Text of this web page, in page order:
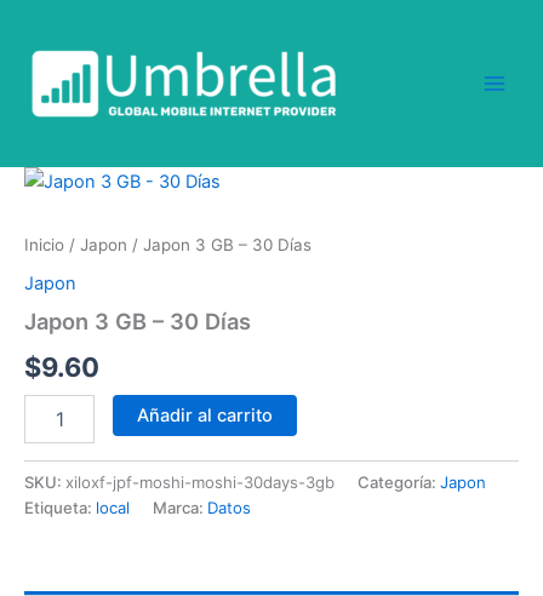
contenido
Inicio / Japon / Japon 3 GB – 30 Días
Japon
Japon 3 GB – 30 Días
$9.60
Japon
-
30
Días
cantidad
Añadir al carrito
SKU: xiloxf-jpf-moshi-moshi-30days-3gb Categoría: Japon
Etiqueta: local Marca: Datos